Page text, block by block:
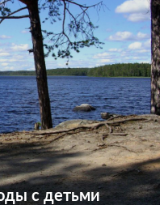
с детьми